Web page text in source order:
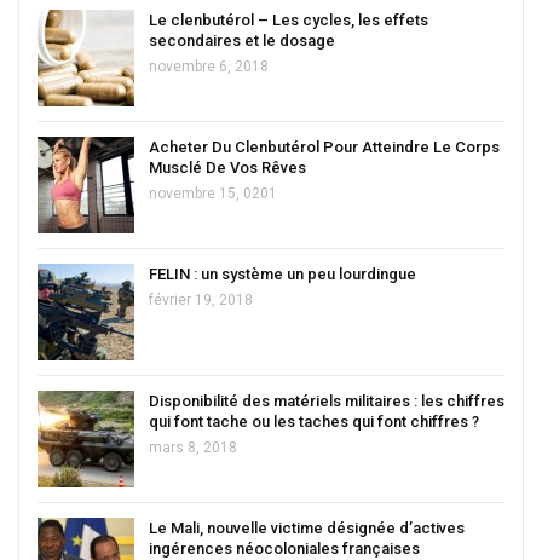
Le clenbutérol – Les cycles, les effets
secondaires et le dosage
novembre 6, 2018
Acheter Du Clenbutérol Pour Atteindre Le Corps
Musclé De Vos Rêves
novembre 15, 0201
FELIN : un système un peu lourdingue
février 19, 2018
Disponibilité des matériels militaires : les chiffres
qui font tache ou les taches qui font chiffres ?
mars 8, 2018
Le Mali, nouvelle victime désignée d’actives
ingérences néocoloniales françaises